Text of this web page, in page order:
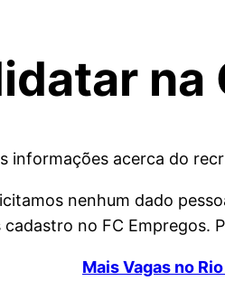
informações acerca do
nenhum dado
cadastro no FC
Mais Vagas no